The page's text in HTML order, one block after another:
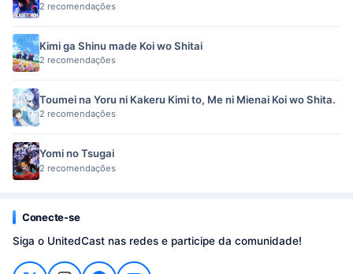
2 recomendações
Kimi ga Shinu made Koi wo Shitai
2 recomendações
Toumei na Yoru ni Kakeru Kimi to, Me ni Mienai Koi wo Shita.
2 recomendações
Yomi no Tsugai
2 recomendações
Conecte-se
Siga o UnitedCast nas redes e participe da comunidade!